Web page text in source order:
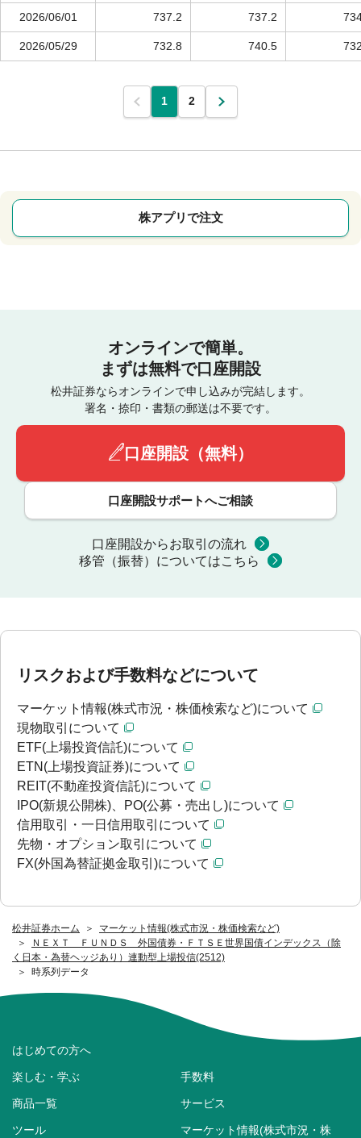
松井証券ホーム
マーケット情報(株式市況・株価検索など)
ＮＥＸＴ ＦＵＮＤＳ 外国債券・ＦＴＳＥ世界国債インデックス（除
く日本・為替ヘッジあり）連動型上場投信(2512)
時系列データ
2026/06/01 737.2 737.2
2026/05/29 732.8 740.5
1 2
株アプリで注文
オンラインで簡単。
まずは無料で口座開設
松井証券ならオンラインで申し込みが完結します。
署名・捺印・書類の郵送は不要です。
口座開設（無料）
口座開設サポートへご相談
口座開設からお取引の流れ
移管（振替）についてはこちら
リスクおよび手数料などについて
マーケット情報(株式市況・株価検索など)について
現物取引について
ETF(上場投資信託)について
ETN(上場投資証券)について
REIT(不動産投資信託)について
IPO(新規公開株)、PO(公募・売出し)について
信用取引・一日信用取引について
先物・オプション取引について
FX(外国為替証拠金取引)について
はじめての方へ
楽しむ・学ぶ 手数料
商品一覧 サービス
ツール
マーケット情報(株式市況・株